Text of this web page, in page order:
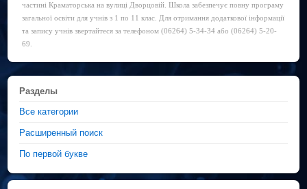
частині Краматорська на вулиці Дворцовій. Школа забезпечує повну програму
загальної освіти для учнів з 1 по 11 клас. Для отримання додаткової інформації
та запису учнів звертайтеся за телефоном (06264) 5-34-34 або (06264) 5-20-
69.
Разделы
Все категории
Расширенный поиск
По первой букве